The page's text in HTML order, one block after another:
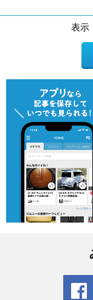
表示